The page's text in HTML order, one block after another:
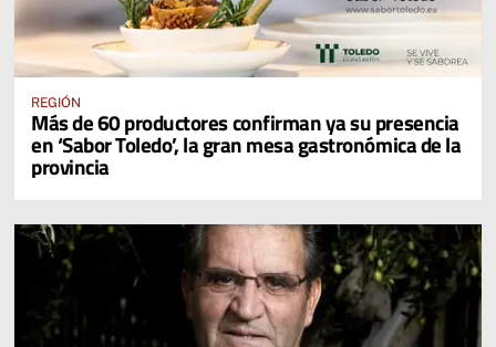
REGIÓN
Más de 60 productores confirman ya su presencia
en ‘Sabor Toledo’, la gran mesa gastronómica de la
provincia